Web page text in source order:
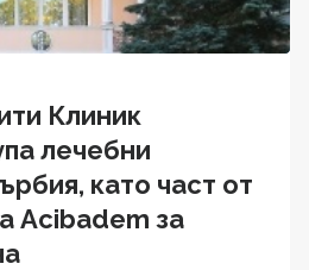
Клиник
лечебни
като част от
Acibadem за